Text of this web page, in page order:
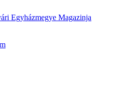
Egyházmegye Magazinja